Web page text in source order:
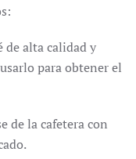
de alta calidad y
para obtener el
de la cafetera con